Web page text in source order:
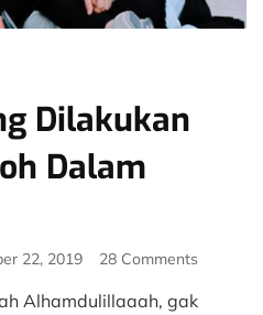
Dilakukan
Dalam
22, 2019 28 Comments
yang
Alhamdulillaaah, gak